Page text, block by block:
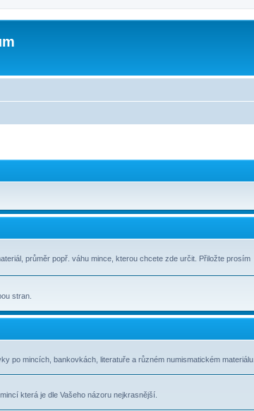
průměr popř. váhu mince, kterou chcete zde určit. Přiložte prosím
stran.
po mincích, bankovkách, literatuře a různém numismatickém materiálu.
která je dle Vašeho názoru nejkrasnější.